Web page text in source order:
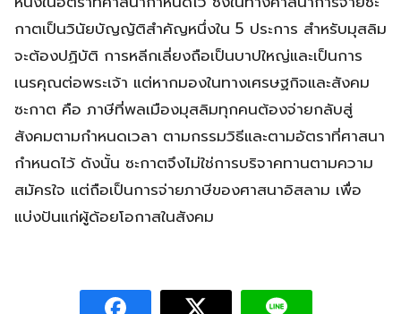
กาตเป็นวินัยบัญญัติสำคัญหนึ่งใน 5 ประการ สำหรับมุสลิม
จะต้องปฏิบัติ การหลีกเลี่ยงถือเป็นบาปใหญ่และเป็นการ
เนรคุณต่อพระเจ้า แต่หากมองในทางเศรษฐกิจและสังคม
ซะกาต คือ ภาษีที่พลเมืองมุสลิมทุกคนต้องจ่ายกลับสู่
สังคมตามกำหนดเวลา ตามกรรมวิธีและตามอัตราที่ศาสนา
กำหนดไว้ ดังนั้น ซะกาตจึงไม่ใช่การบริจาคทานตามความ
สมัครใจ แต่ถือเป็นการจ่ายภาษีของศาสนาอิสลาม เพื่อ
แบ่งปันแก่ผู้ด้อยโอกาสในสังคม